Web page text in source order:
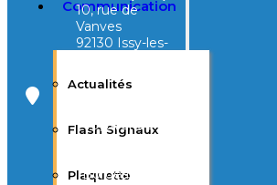
Communication
Actualités
Flash Signaux
Plaquette
10, rue de
Vanves
92130 Issy-les-
40, avenue
d’Eysines
Bordeaux